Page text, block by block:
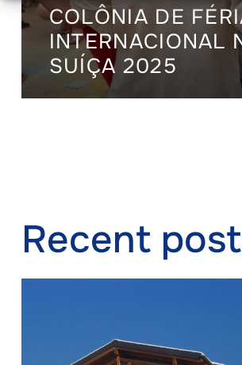
COLÔNIA DE
INTERNACIONAL
SUÍÇA 2025
Recent